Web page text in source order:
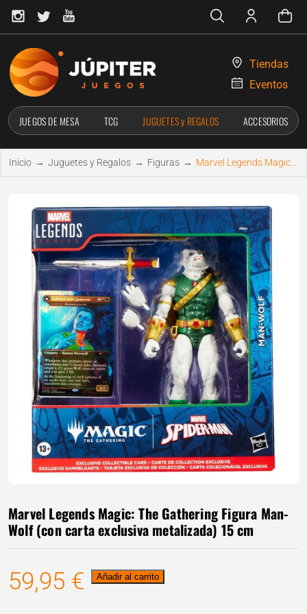
JUEGOS DE MESA TCG JUGUETES y REGALOS ACCESORIOS
Tiendas
Eventos
Inicio → Juguetes y Regalos → Figuras → Marvel Legends Magic: The Gathering Figura Man-Wolf (con carta exclusiva metalizada) 15 cm
Marvel Legends Magic: The Gathering Figura Man-
Wolf (con carta exclusiva metalizada) 15 cm
59,95 €
Marvel
Añadir al carrito